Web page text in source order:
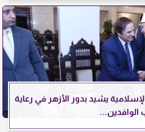
يشيد بدور الأزهر في رعاية
الوافدين...